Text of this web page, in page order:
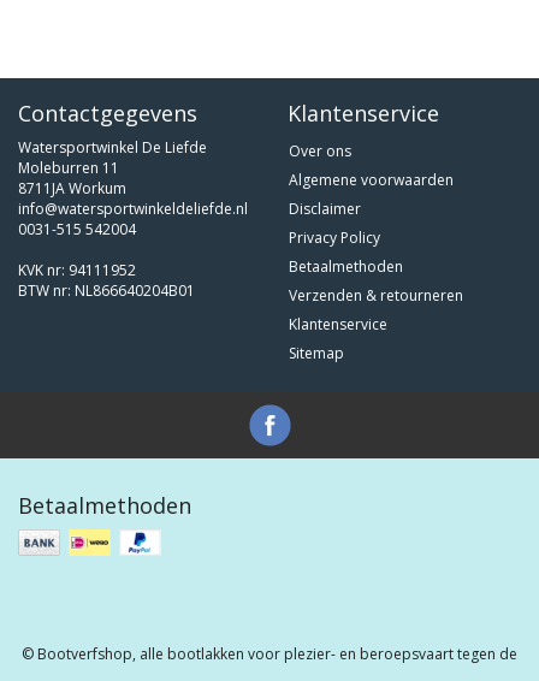
Contactgegevens
Watersportwinkel De Liefde
Moleburren 11
8711JA Workum
info@watersportwinkeldeliefde.nl
0031-515 542004
KVK nr: 94111952
BTW nr: NL866640204B01
Klantenservice
Over ons
Algemene voorwaarden
Disclaimer
Privacy Policy
Betaalmethoden
Verzenden & retourneren
Klantenservice
Sitemap
Betaalmethoden
© Bootverfshop, alle bootlakken voor plezier- en beroepsvaart tegen de